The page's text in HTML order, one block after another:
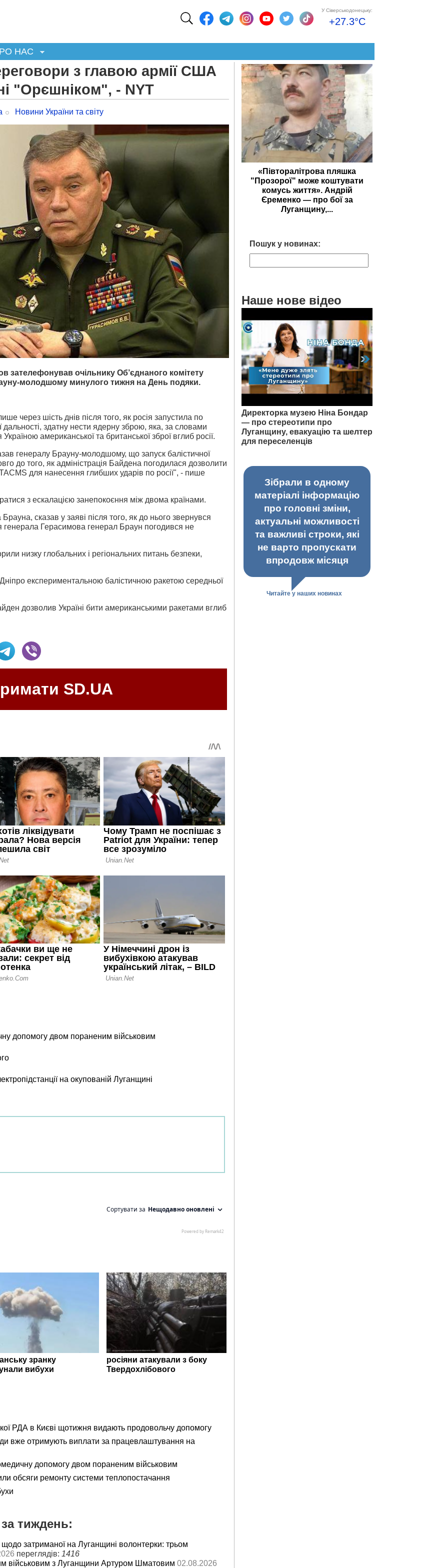
У Сіверськодонецьку:
+27.3°C
НАС
з главою армії США
"Орєшніком", - NYT
Новини України та світу
зателефонував очільнику Об’єднаного комітету
молодшому минулого тижня на День подяки.
через шість днів після того, як росія запустила по
дальності, здатну нести ядерну зброю, яка, за словами
американської та британської зброї вглиб росії.
генералу Брауну-молодшому, що запуск балістичної
до того, як адміністрація Байдена погодилася дозволити
для нанесення глибших ударів по росії", - пише
з ескалацією занепокоєння між двома країнами.
сказав у заяві після того, як до нього звернувся
Герасимова генерал Браун погодився не
низку глобальних і регіональних питань безпеки,
експериментальною балістичною ракетою середньої
дозволив Україні бити американськими ракетами вглиб
SD.UA
допомогу двом пораненим військовим
на окупованій Луганщині
зранку
вибухи
росіяни атакували з боку
Твердохлібового
РДА в Києві щотижня видають продовольчу допомогу
вже отримують виплати за працевлаштування на
допомогу двом пораненим військовим
обсяги ремонту системи теплопостачання
тиждень:
затриманої на Луганщині волонтерки: трьом
переглядів: 1416
військовим з Луганщини Артуром Шматовим 02.08.2026
«Півторалітрова пляшка
"Прозорої" може коштувати
комусь життя». Андрій
Єременко — про бої за
Луганщину,...
Пошук у новинах:
Наше нове відео
Директорка музею Ніна Бондар
— про стереотипи про
Луганщину, евакуацію та шелтер
для переселенців
Зібрали в одному
матеріалі інформацію
про головні зміни,
актуальні можливості
та важливі строки, які
не варто пропускати
впродовж місяця
Читайте у наших новинах